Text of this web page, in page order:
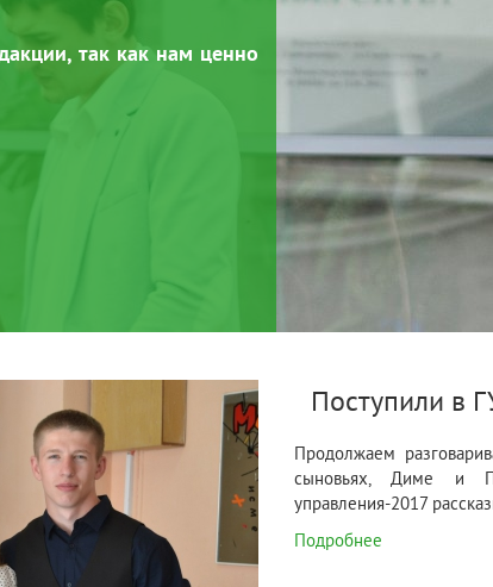
так как нам ценно
Поступили в
Продолжаем
сыновьях, Диме и
управления-2017
Подробнее